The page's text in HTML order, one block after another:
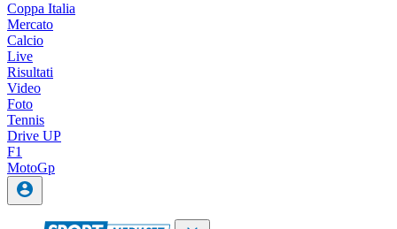
Coppa Italia
Mercato
Calcio
Live
Risultati
Video
Foto
Tennis
Drive UP
F1
MotoGp